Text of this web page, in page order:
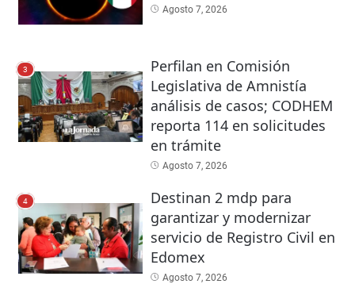
Agosto 7, 2026
3
Perfilan en Comisión
Legislativa de Amnistía
análisis de casos; CODHEM
reporta 114 en solicitudes
en trámite
Agosto 7, 2026
4
Destinan 2 mdp para
garantizar y modernizar
servicio de Registro Civil en
Edomex
Agosto 7, 2026